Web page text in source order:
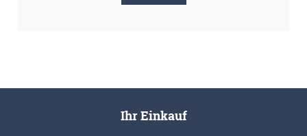
Ihr Einkauf